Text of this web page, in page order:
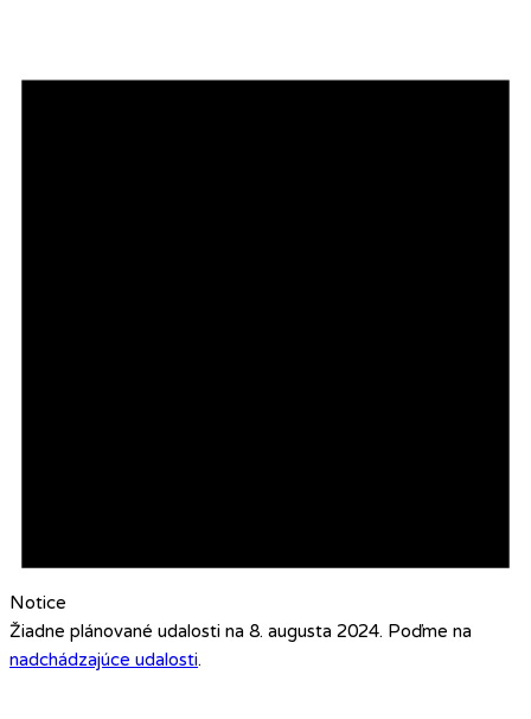
Notice
Žiadne plánované udalosti na 8. augusta 2024. Poďme na
nadchádzajúce udalosti.